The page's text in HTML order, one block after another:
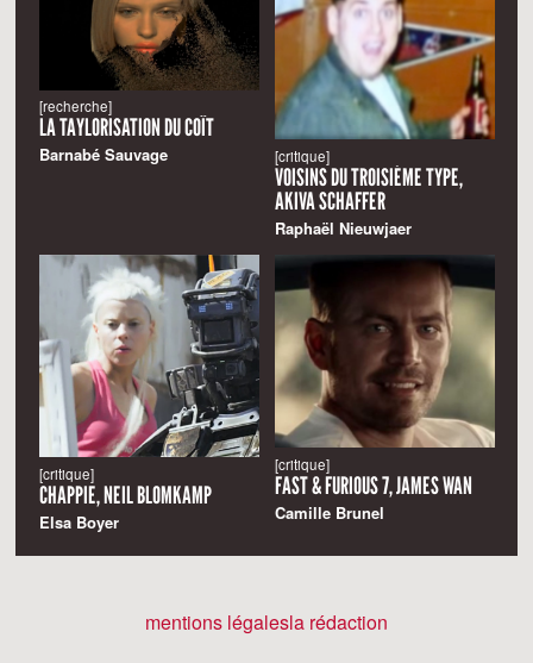
[recherche]
LA TAYLORISATION DU COÏT
Barnabé Sauvage [critique]
VOISINS DU TROISIÈME TYPE,
AKIVA SCHAFFER
Raphaël Nieuwjaer
[critique]
CHAPPIE, NEIL BLOMKAMP
Elsa Boyer
[critique]
FAST & FURIOUS 7, JAMES WAN
Camille Brunel
mentions légalesla rédaction